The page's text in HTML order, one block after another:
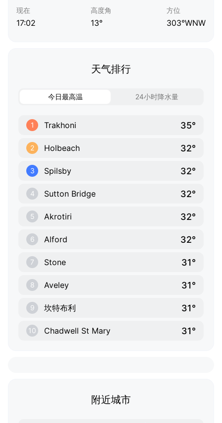
现在
17:02
高度角
13°
方位
303°WNW
天气排行
今日最高温 24小时降水量
1 Trakhoni 35°
2 Holbeach 32°
3 Spilsby 32°
4 Sutton Bridge 32°
5 Akrotiri 32°
6 Alford 32°
7 Stone 31°
8 Aveley 31°
9 坎特布利 31°
10 Chadwell St Mary 31°
附近城市